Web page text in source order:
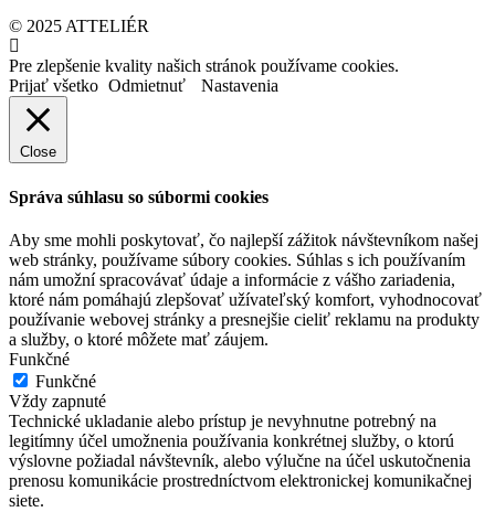
© 2025 ATTELIÉR
Pre zlepšenie kvality našich stránok používame cookies.
Prijať všetko Odmietnuť Nastavenia
Close
Správa súhlasu so súbormi cookies
Aby sme mohli poskytovať, čo najlepší zážitok návštevníkom našej
web stránky, používame súbory cookies. Súhlas s ich používaním
nám umožní spracovávať údaje a informácie z vášho zariadenia,
ktoré nám pomáhajú zlepšovať užívateľský komfort, vyhodnocovať
používanie webovej stránky a presnejšie cieliť reklamu na produkty
a služby, o ktoré môžete mať záujem.
Funkčné
Funkčné
Vždy zapnuté
Technické ukladanie alebo prístup je nevyhnutne potrebný na
legitímny účel umožnenia používania konkrétnej služby, o ktorú
výslovne požiadal návštevník, alebo výlučne na účel uskutočnenia
prenosu komunikácie prostredníctvom elektronickej komunikačnej
siete.